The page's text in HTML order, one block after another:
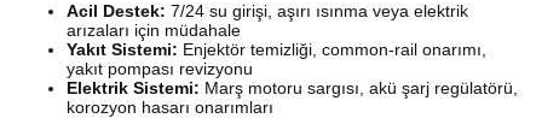
Acil Destek: 7/24 su girişi, aşırı ısınma veya elektrik
arızaları için müdahale
Yakıt Sistemi: Enjektör temizliği, common-rail onarımı,
yakıt pompası revizyonu
Elektrik Sistemi: Marş motoru sargısı, akü şarj regülatörü,
korozyon hasarı onarımları